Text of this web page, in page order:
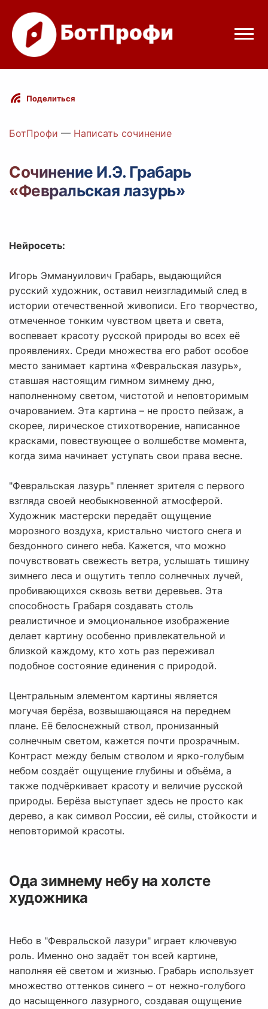
Режимы бота
Цены
Вход с Telegram
Поделиться
БотПрофи — Написать сочинение
Сочинение И.Э. Грабарь
«Февральская лазурь»
Нейросеть:
Игорь Эммануилович Грабарь, выдающийся
русский художник, оставил неизгладимый след в
истории отечественной живописи. Его творчество,
отмеченное тонким чувством цвета и света,
воспевает красоту русской природы во всех её
проявлениях. Среди множества его работ особое
место занимает картина «Февральская лазурь»,
ставшая настоящим гимном зимнему дню,
наполненному светом, чистотой и неповторимым
очарованием. Эта картина – не просто пейзаж, а
скорее, лирическое стихотворение, написанное
красками, повествующее о волшебстве момента,
когда зима начинает уступать свои права весне.
"Февральская лазурь" пленяет зрителя с первого
взгляда своей необыкновенной атмосферой.
Художник мастерски передаёт ощущение
морозного воздуха, кристально чистого снега и
бездонного синего неба. Кажется, что можно
почувствовать свежесть ветра, услышать тишину
зимнего леса и ощутить тепло солнечных лучей,
пробивающихся сквозь ветви деревьев. Эта
способность Грабаря создавать столь
реалистичное и эмоциональное изображение
делает картину особенно привлекательной и
близкой каждому, кто хоть раз переживал
подобное состояние единения с природой.
Центральным элементом картины является
могучая берёза, возвышающаяся на переднем
плане. Её белоснежный ствол, пронизанный
солнечным светом, кажется почти прозрачным.
Контраст между белым стволом и ярко-голубым
небом создаёт ощущение глубины и объёма, а
также подчёркивает красоту и величие русской
природы. Берёза выступает здесь не просто как
дерево, а как символ России, её силы, стойкости и
неповторимой красоты.
Ода зимнему небу на холсте
художника
Небо в "Февральской лазури" играет ключевую
роль. Именно оно задаёт тон всей картине,
наполняя её светом и жизнью. Грабарь использует
множество оттенков синего – от нежно-голубого
до насыщенного лазурного, создавая ощущение